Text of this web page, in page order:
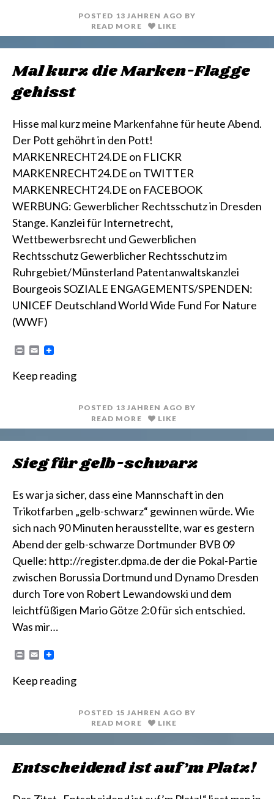
POSTED 13 JAHREN AGO BY
READ MORE
LIKE
Mal kurz die Marken-Flagge
gehisst
Hisse mal kurz meine Markenfahne für heute Abend.
Der Pott gehöhrt in den Pott!
MARKENRECHT24.DE on FLICKR
MARKENRECHT24.DE on TWITTER
MARKENRECHT24.DE on FACEBOOK
WERBUNG: Gewerblicher Rechtsschutz in Dresden
Stange. Kanzlei für Internetrecht,
Wettbewerbsrecht und Gewerblichen
Rechtsschutz Gewerblicher Rechtsschutz im
Ruhrgebiet/Münsterland Patentanwaltskanzlei
Bourgeois SOZIALE ENGAGEMENTS/SPENDEN:
UNICEF Deutschland World Wide Fund For Nature
(WWF)
P
n
E
i
Keep reading
POSTED 13 JAHREN AGO BY
READ MORE
LIKE
Sieg für gelb-schwarz
Es war ja sicher, dass eine Mannschaft in den
Trikotfarben „gelb-schwarz“ gewinnen würde. Wie
sich nach 90 Minuten herausstellte, war es gestern
Abend der gelb-schwarze Dortmunder BVB 09
Quelle: http://register.dpma.de der die Pokal-Partie
zwischen Borussia Dortmund und Dynamo Dresden
durch Tore von Robert Lewandowski und dem
leichtfüßigen Mario Götze 2:0 für sich entschied.
Was mir…
P
n
E
i
Keep reading
POSTED 15 JAHREN AGO BY
READ MORE
LIKE
Entscheidend ist auf’m Platz!